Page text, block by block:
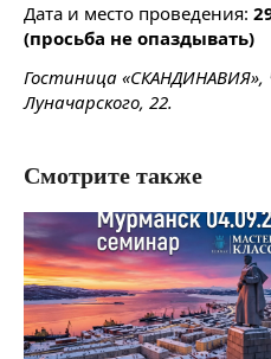
Дата и место проведения:
(просьба не опаздывать)
Гостиница «СКАНДИНАВИЯ»,
Луначарского, 22.
Смотрите также